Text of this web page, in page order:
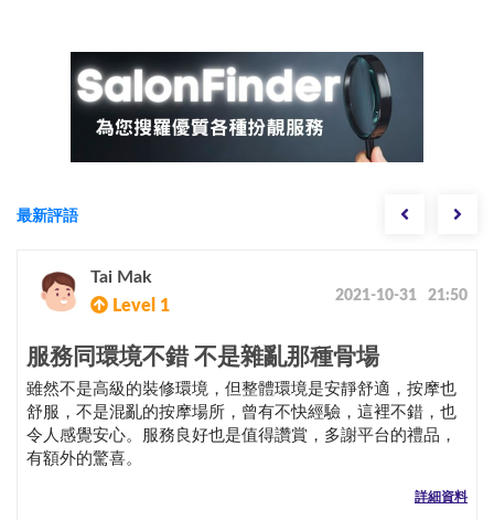
最新評語
Tai Mak
Level 1
2021-10-31 21:50
服務同環境不錯 不是雜亂那種骨場
雖然不是高級的裝修環境，但整體環境是安靜舒適，按摩也
舒服，不是混亂的按摩場所，曾有不快經驗，這裡不錯，也
令人感覺安心。服務良好也是值得讚賞，多謝平台的禮品，
有額外的驚喜。
詳細資料